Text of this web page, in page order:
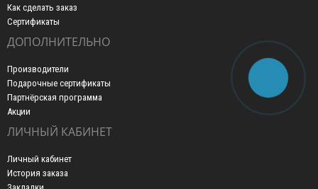
Как сделать заказ
Сертификаты
ДОПОЛНИТЕЛЬНО
Производители
Подарочные сертификаты
Партнёрская программа
Акции
ЛИЧНЫЙ КАБИНЕТ
Личный кабинет
История заказа